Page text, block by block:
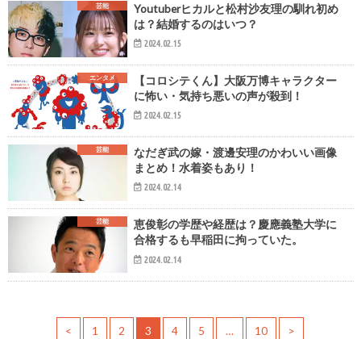
芸能
Youtuberヒカルと松村沙友理の馴れ初め
は？結婚するのはいつ？
2024.02.15
エンタメ
【コロシテくん】大阪万博キャラクター
に怖い・気持ち悪いの声が殺到！
2024.02.15
芸能
なだぎ武の嫁・渡邊安理のかわいい画像
まとめ！水着姿もあり！
2024.02.14
芸能
恵俊彰の学歴や経歴は？慶應義塾大学に
合格するも早稲田に拘っていた。
2024.02.14
< 1 2 3 4 5 … 10 >